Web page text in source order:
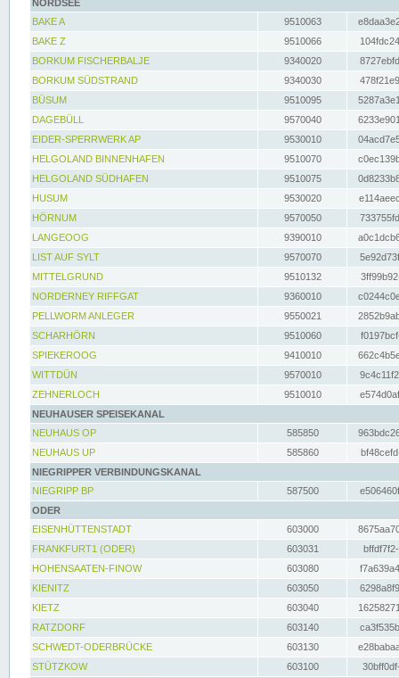
NORDSEE
BAKE A
9510063
BAKE Z
9510066
BORKUM FISCHERBALJE
9340020
BORKUM SÜDSTRAND
9340030
BÜSUM
9510095
DAGEBÜLL
9570040
EIDER-SPERRWERK AP
9530010
HELGOLAND BINNENHAFEN
9510070
HELGOLAND SÜDHAFEN
9510075
HUSUM
9530020
HÖRNUM
9570050
LANGEOOG
9390010
LIST AUF SYLT
9570070
MITTELGRUND
9510132
NORDERNEY RIFFGAT
9360010
PELLWORM ANLEGER
9550021
SCHARHÖRN
9510060
SPIEKEROOG
9410010
WITTDÜN
9570010
ZEHNERLOCH
9510010
NEUHAUSER SPEISEKANAL
NEUHAUS OP
585850
NEUHAUS UP
585860
NIEGRIPPER VERBINDUNGSKANAL
NIEGRIPP BP
587500
ODER
EISENHÜTTENSTADT
603000
FRANKFURT1 (ODER)
603031
HOHENSAATEN-FINOW
603080
KIENITZ
603050
KIETZ
603040
RATZDORF
603140
SCHWEDT-ODERBRÜCKE
603130
STÜTZKOW
603100